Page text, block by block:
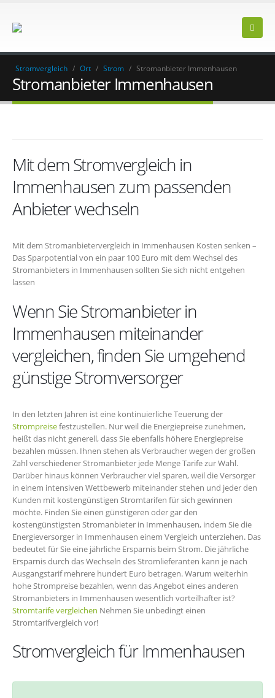
Stromvergleich / Ort / Strom / Stromanbieter Immenhausen
Stromanbieter Immenhausen
Mit dem Stromvergleich in
Immenhausen zum passenden
Anbieter wechseln
Mit dem Stromanbietervergleich in Immenhausen Kosten senken –
Das Sparpotential von ein paar 100 Euro mit dem Wechsel des
Stromanbieters in Immenhausen sollten Sie sich nicht entgehen
lassen
Wenn Sie Stromanbieter in
Immenhausen miteinander
vergleichen, finden Sie umgehend
günstige Stromversorger
In den letzten Jahren ist eine kontinuierliche Teuerung der
Strompreisefestzustellen. Nur weil die Energiepreise zunehmen,
heißt das nicht generell, dass Sie ebenfalls höhere Energiepreise
bezahlen müssen. Ihnen stehen als Verbraucher wegen der großen
Zahl verschiedener Stromanbieter jede Menge Tarife zur Wahl.
Darüber hinaus können Verbraucher viel sparen, weil die Versorger
in einem intensiven Wettbewerb miteinander stehen und jeder den
Kunden mit kostengünstigen Stromtarifen für sich gewinnen
möchte. Finden Sie einen günstigeren oder gar den
kostengünstigsten Stromanbieter in Immenhausen, indem Sie die
Energieversorger in Immenhausen einem Vergleich unterziehen. Das
bedeutet für Sie eine jährliche Ersparnis beim Strom. Die jährliche
Ersparnis durch das Wechseln des Stromlieferanten kann je nach
Ausgangstarif mehrere hundert Euro betragen. Warum weiterhin
hohe Strompreise bezahlen, wenn das Angebot eines anderen
Stromanbieters in Immenhausen wesentlich vorteilhafter ist?
Stromtarife vergleichen Nehmen Sie unbedingt einen
Stromtarifvergleich vor!
Stromvergleich für Immenhausen